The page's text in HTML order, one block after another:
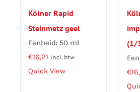
Kölner Rapid
Steinmetz geel
Eenheid: 50 ml
€16,21 incl. btw
Quick View
(1/
€